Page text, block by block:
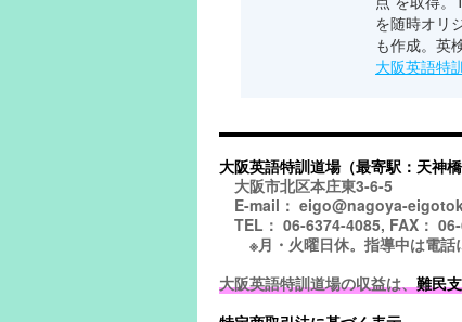
を随時オリ
も作成。英
大阪英語特
大阪英語特訓道場（最寄駅：天神
大阪市北区本庄東3-6-5
E-mail： eigo@nagoya-
TEL： 06-6374-4085, FAX：
※月・火曜日休。指導中は電話
大阪英語特訓道場の収益は、難民